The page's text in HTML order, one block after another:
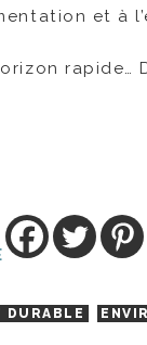
et à
rapide…
DURABLE